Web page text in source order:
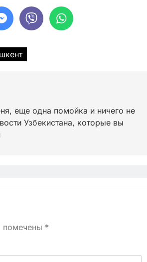
еще одна помойка и ничего не
Узбекистана, которые вы
помечены *